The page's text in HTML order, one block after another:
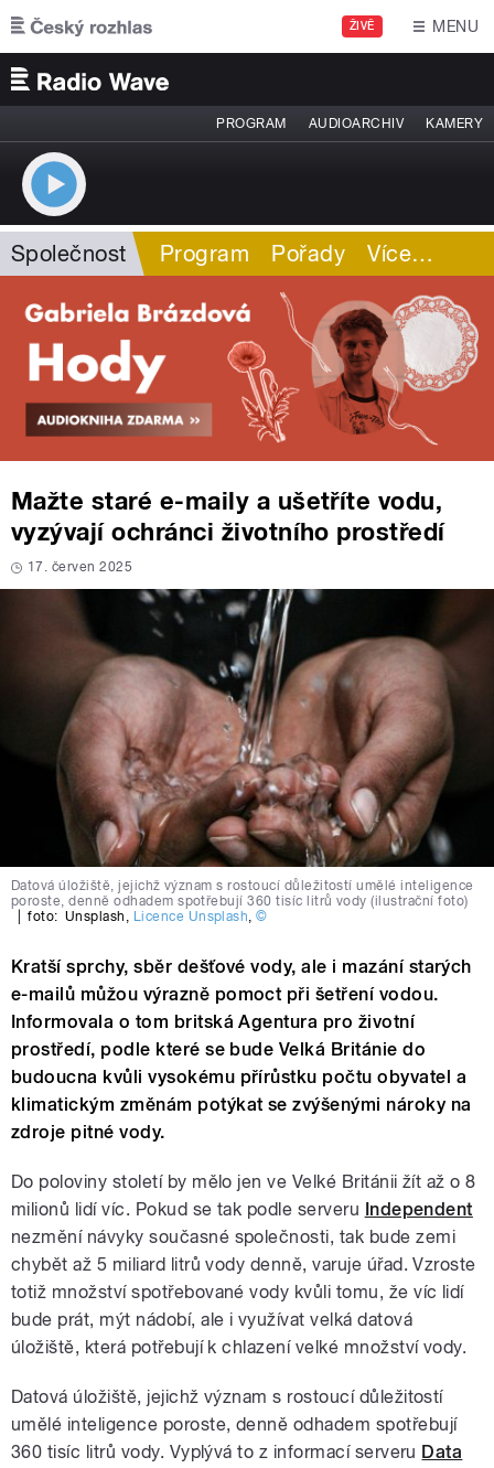
Přejít k hlavnímu obsahu
ŽIVĚ MENU
PROGRAM AUDIOARCHIV KAMERY
Společnost Program Pořady Více…
Mažte staré e-maily a ušetříte vodu,
vyzývají ochránci životního prostředí
17. červen 2025
Datová úložiště, jejichž význam s rostoucí důležitostí umělé inteligence
poroste, denně odhadem spotřebují 360 tisíc litrů vody (ilustrační foto)
foto: Unsplash , Licence Unsplash,©
Kratší sprchy, sběr dešťové vody, ale i mazání starých
e-mailů můžou výrazně pomoct při šetření vodou.
Informovala o tom britská Agentura pro životní
prostředí, podle které se bude Velká Británie do
budoucna kvůli vysokému přírůstku počtu obyvatel a
klimatickým změnám potýkat se zvýšenými nároky na
zdroje pitné vody.
Do poloviny století by mělo jen ve Velké Británii žít až o 8
milionů lidí víc. Pokud se tak podle serveru Independent
nezmění návyky současné společnosti, tak bude zemi
chybět až 5 miliard litrů vody denně, varuje úřad. Vzroste
totiž množství spotřebované vody kvůli tomu, že víc lidí
bude prát, mýt nádobí, ale i využívat velká datová
úložiště, která potřebují k chlazení velké množství vody.
Datová úložiště, jejichž význam s rostoucí důležitostí
umělé inteligence poroste, denně odhadem spotřebují
360 tisíc litrů vody. Vyplývá to z informací serveru Data